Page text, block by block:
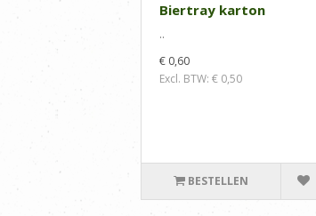
Biertray karton
..
€ 0,60
Excl. BTW: € 0,50
BESTELLEN